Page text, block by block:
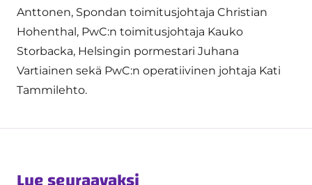
Anttonen, Spondan toimitusjohtaja Christian
Hohenthal, PwC:n toimitusjohtaja Kauko
Storbacka, Helsingin pormestari Juhana
Vartiainen sekä PwC:n operatiivinen johtaja Kati
Tammilehto.